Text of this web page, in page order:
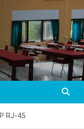
RJ-45